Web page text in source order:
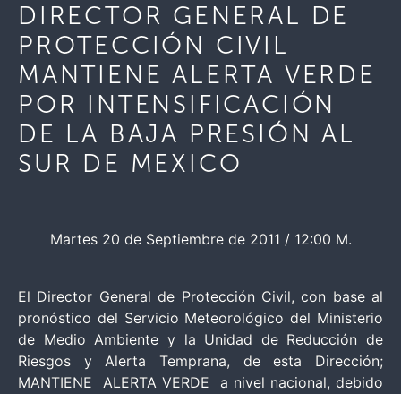
DIRECTOR GENERAL DE
PROTECCIÓN CIVIL
MANTIENE ALERTA VERDE
POR INTENSIFICACIÓN
DE LA BAJA PRESIÓN AL
SUR DE MEXICO
Martes 20 de Septiembre de 2011 / 12:00 M.
El Director General de Protección Civil, con base al
pronóstico del Servicio Meteorológico del Ministerio
de Medio Ambiente y la Unidad de Reducción de
Riesgos y Alerta Temprana, de esta Dirección;
MANTIENE ALERTA VERDE a nivel nacional, debido